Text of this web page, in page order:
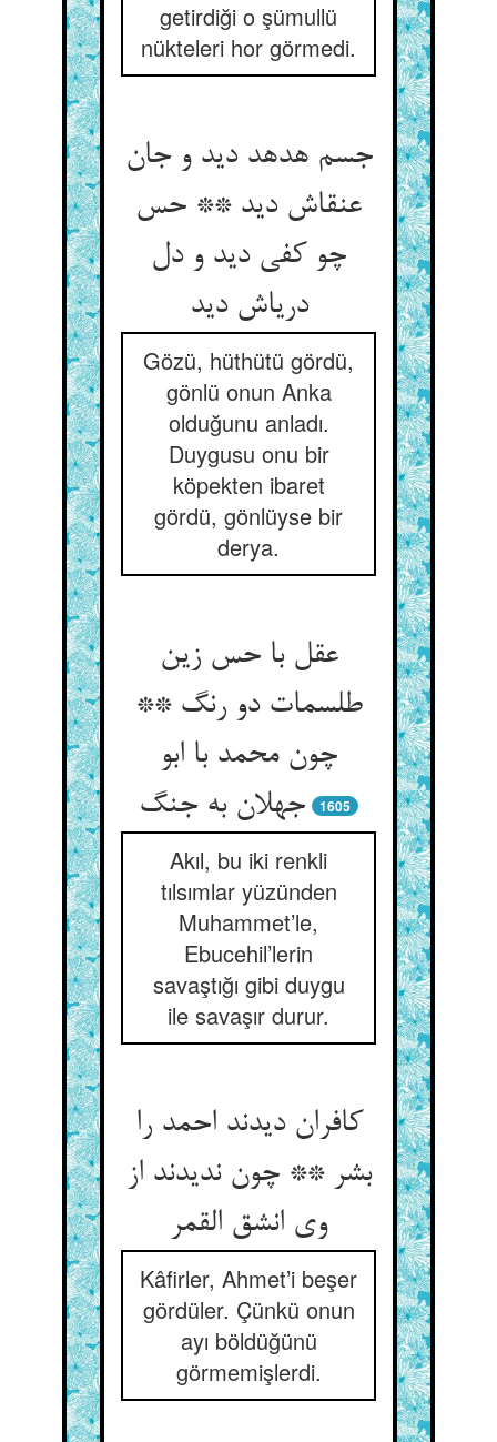
getirdiği o şümullü
nükteleri hor görmedi.
جسم هدهد دید و جان
عنقاش دید ** حس
چو کفی دید و دل
دریاش دید
Gözü, hüthütü gördü,
gönlü onun Anka
olduğunu anladı.
Duygusu onu bir
köpekten ibaret
gördü, gönlüyse bir
derya.
عقل با حس زین
طلسمات دو رنگ **
چون محمد با ابو
جهلان به جنگ‏
1605
Akıl, bu iki renkli
tılsımlar yüzünden
Muhammet’le,
Ebucehil’lerin
savaştığı gibi duygu
ile savaşır durur.
کافران دیدند احمد را
بشر ** چون ندیدند از
وی انشق القمر
Kâfirler, Ahmet’i beşer
gördüler. Çünkü onun
ayı böldüğünü
görmemişlerdi.